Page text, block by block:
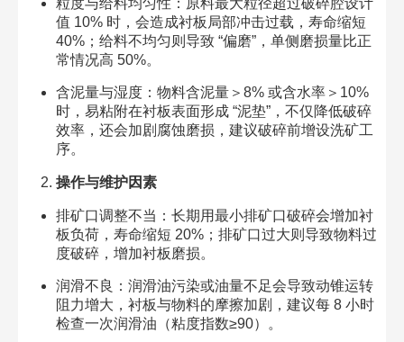
粒度与给料均匀性：原料最大粒径超过破碎腔设计
值 10% 时，会造成衬板局部冲击过载，寿命缩短
40%；给料不均匀则导致 “偏磨”，单侧磨损量比正
常情况高 50%。​
含泥量与湿度：物料含泥量＞8% 或含水率＞10%
时，易粘附在衬板表面形成 “泥垫”，不仅降低破碎
效率，还会加剧腐蚀磨损，建议破碎前增设洗矿工
序。​
操作与维护因素
排矿口调整不当：长期用最小排矿口破碎会增加衬
板负荷，寿命缩短 20%；排矿口过大则导致物料过
度破碎，增加衬板磨损。​
润滑不良：润滑油污染或油量不足会导致动锥运转
阻力增大，衬板与物料的摩擦加剧，建议每 8 小时
检查一次润滑油（粘度指数≥90）。​